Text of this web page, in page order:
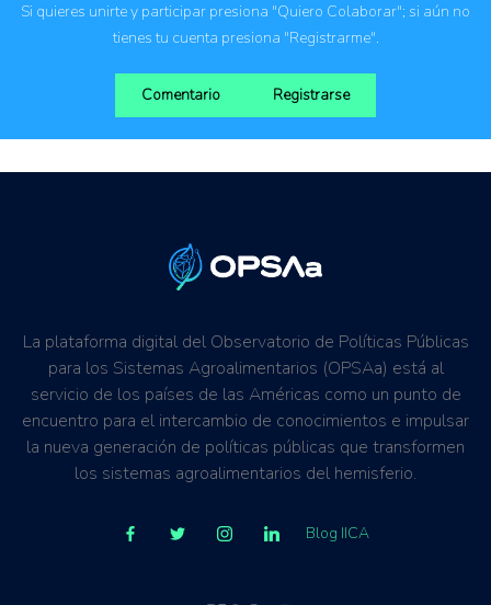
Si quieres unirte y participar presiona "Quiero Colaborar"; si aún no
tienes tu cuenta presiona "Registrarme".
Comentario Registrarse
La plataforma digital del Observatorio de Políticas Públicas
para los Sistemas Agroalimentarios (OPSAa) está al
servicio de los países de las Américas como un punto de
encuentro para el intercambio de conocimientos e impulsar
la nueva generación de políticas públicas que transformen
los sistemas agroalimentarios del hemisferio.
Blog IICA